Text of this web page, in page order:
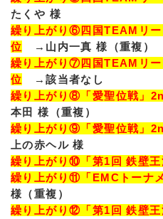
たくや 様
繰り上がり⑥四国TEAMリ
位
→山内一真 様（重複）
繰り上がり⑦四国TEAMリ
位
→該当者なし
繰り上がり⑧「愛聖位戦」
本田 様（重複）
繰り上がり⑨「愛聖位戦」
上の赤ヘル 様
繰り上がり⑩「第1回 鉄壁王
繰り上がり⑪「EMCトーナ
様（重複）
繰り上がり⑫「第1回 鉄壁王